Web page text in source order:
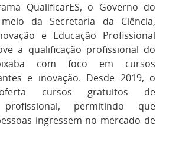
QualificarES, o Governo do
da Secretaria da Ciência,
e Educação Profissional
a qualificação profissional do
com foco em cursos
e inovação. Desde 2019, o
cursos gratuitos de
profissional, permitindo que
ingressem no mercado de